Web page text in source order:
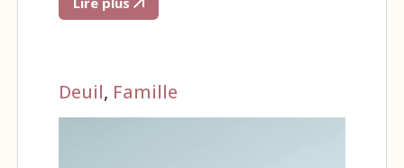
Deuil, Famille